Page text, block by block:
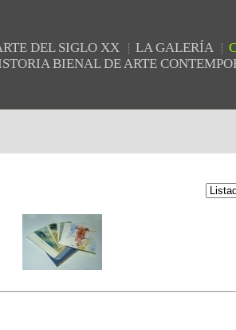
DEL SIGLO XX LA GALERÍA
BIENAL DE ARTE